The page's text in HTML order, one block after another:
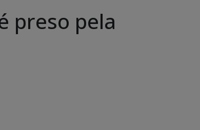
preso pela